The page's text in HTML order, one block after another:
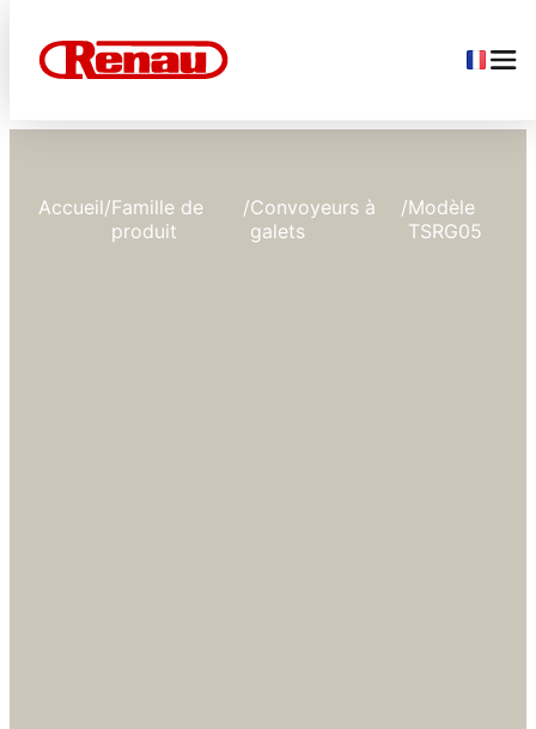
Accueil/Famille de
produit
/Convoyeurs à
galets
/Modèle
TSRG05